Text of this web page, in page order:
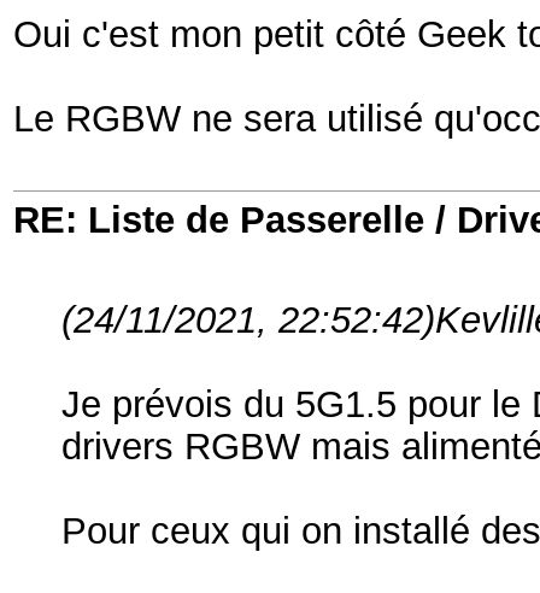
Oui c'est mon petit côté Geek
Le RGBW ne sera utilisé
RE: Liste de Passerelle /
(24/11/2021, 22:52:42)
Je prévois du 5G1.5 pour
drivers RGBW mais
Pour ceux qui on installé